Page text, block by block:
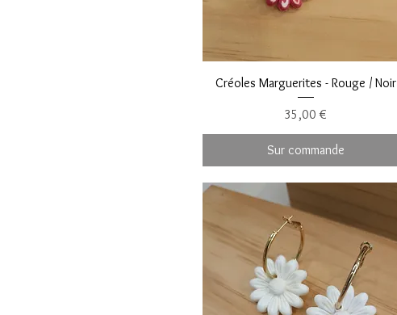
Créoles Marguerites - Rouge / Noir
Prix
35,00 €
Sur commande